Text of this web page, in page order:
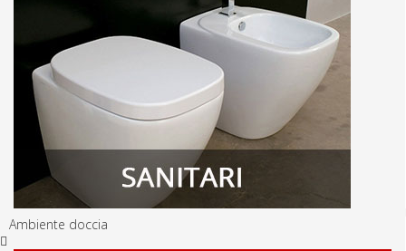
Ambiente doccia